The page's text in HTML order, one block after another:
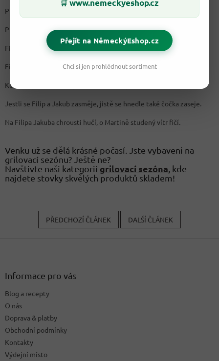
🛒 www.nemeckyeshop.cz
Přejít na NěmeckýEshop.cz
Chci si jen prohlédnout sortiment
Prší-li na prvního května, bývá málo žita a sena.
Prší-li na svatého Filipa a Jakuba v noci, bude úrodný rok.
Filipa Jakuba mráz - to obilí plný klas.
Filipa Jakuba déšť - to zlá zvěst.
Kolik Filipa Jakuba krapek, tolik sena kopek.
Jestli se Filip a Jakub zasměje, jistě se hnedle také čočka zaseje.
Na Filipa Jakuba chrousti hučí, o Martině studený vítr fičí.
Venku už se dělá krásné počasí. Jste vybaveni na
grilovací sezónu? Ještě ne?
Navštivte naši kategorii grilovací sezóna , kde
najdete stovky skvělých produktů skladem!
PŘEDCHOZÍ ČLÁNEK DALŠÍ ČLÁNEK
Informace pro vás
Blog a recepty
O nás
Doprava & platby
Obchodní podmínky
Kontakty
Výdejní místo